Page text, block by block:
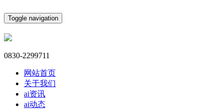
Toggle navigation
0830-2299711
网站首页
关于我们
ai资讯
ai动态